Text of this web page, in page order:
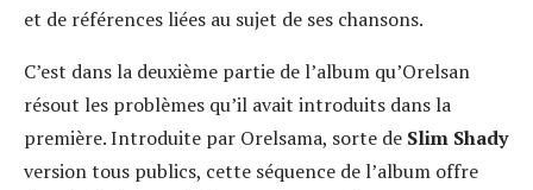
et de références liées au sujet de ses chansons.
C’est dans la deuxième partie de l’album qu’Orelsan
résout les problèmes qu’il avait introduits dans la
première. Introduite par Orelsama, sorte de Slim Shady
version tous publics, cette séquence de l’album offre